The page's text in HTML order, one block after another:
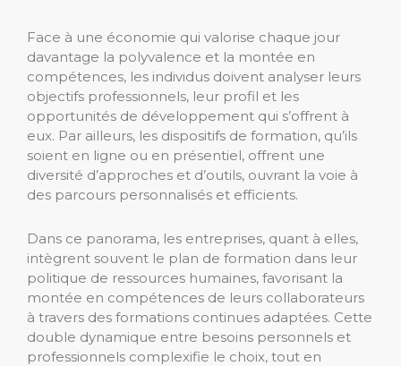
Face à une économie qui valorise chaque jour
davantage la polyvalence et la montée en
compétences, les individus doivent analyser leurs
objectifs professionnels, leur profil et les
opportunités de développement qui s’offrent à
eux. Par ailleurs, les dispositifs de formation, qu’ils
soient en ligne ou en présentiel, offrent une
diversité d’approches et d’outils, ouvrant la voie à
des parcours personnalisés et efficients.
Dans ce panorama, les entreprises, quant à elles,
intègrent souvent le plan de formation dans leur
politique de ressources humaines, favorisant la
montée en compétences de leurs collaborateurs
à travers des formations continues adaptées. Cette
double dynamique entre besoins personnels et
professionnels complexifie le choix, tout en